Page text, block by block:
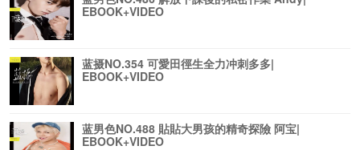
EBOOK+VIDEO
蓝摄NO.354 可愛田徑生全力冲刺多多|
EBOOK+VIDEO
蓝男色NO.488 貼貼大男孩的精奇探險 阿宝|
EBOOK+VIDEO